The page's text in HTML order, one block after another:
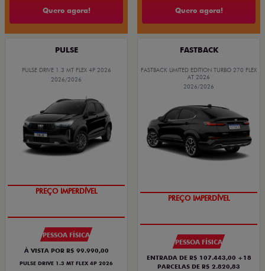
Quero agora! Quero agora!
PULSE
PULSE DRIVE 1.3 MT FLEX 4P 2026
2026/2026
PREÇO IMPERDÍVEL
PESSOA FÍSICA
À VISTA POR R$ 99.990,00
PULSE DRIVE 1.3 MT FLEX 4P 2026
FASTBACK
FASTBACK LIMITED EDITION TURBO 270 FLEX
AT 2026
2026/2026
PREÇO IMPERDÍVEL
PESSOA FÍSICA
ENTRADA DE R$ 107.443,00 +18
PARCELAS DE R$ 2.820,83